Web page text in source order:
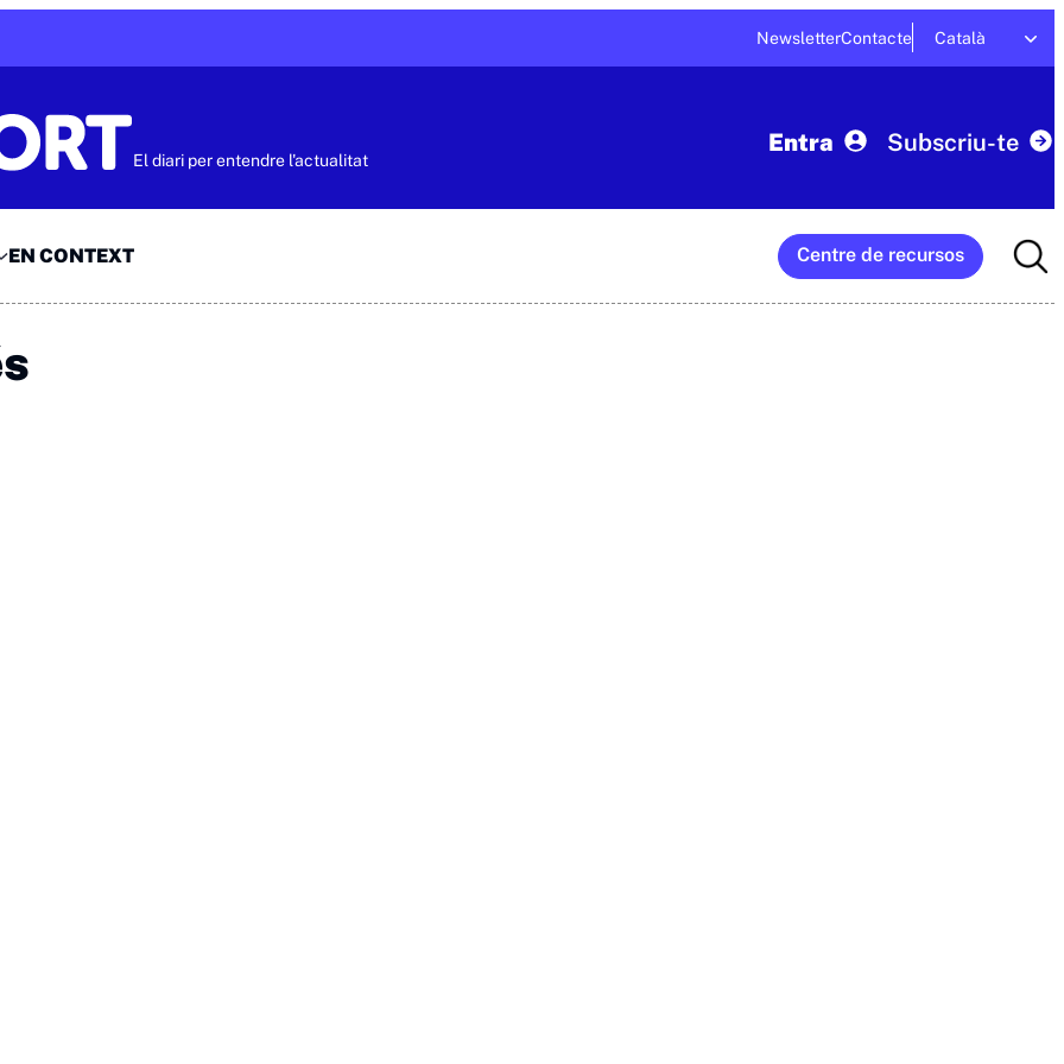
NewsletterContacte Català
El diari per entendre l'actualitat
Entra Subscriu-te
EN CONTEXT Centre de recursos
for: